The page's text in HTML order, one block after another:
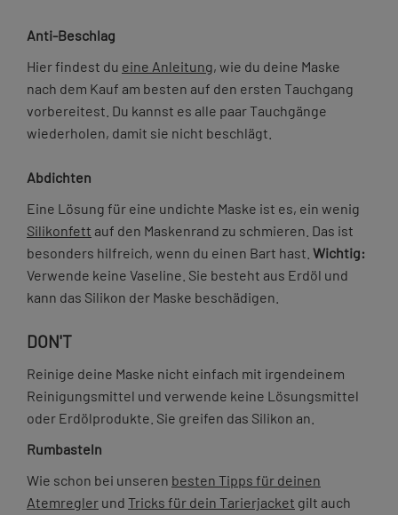
Anti-Beschlag
Hier findest du eine Anleitung, wie du deine Maske
nach dem Kauf am besten auf den ersten Tauchgang
vorbereitest. Du kannst es alle paar Tauchgänge
wiederholen, damit sie nicht beschlägt.
Abdichten
Eine Lösung für eine undichte Maske ist es, ein wenig
Silikonfett auf den Maskenrand zu schmieren. Das ist
besonders hilfreich, wenn du einen Bart hast. Wichtig:
Verwende keine Vaseline. Sie besteht aus Erdöl und
kann das Silikon der Maske beschädigen.
DON'T
Reinige deine Maske nicht einfach mit irgendeinem
Reinigungsmittel und verwende keine Lösungsmittel
oder Erdölprodukte. Sie greifen das Silikon an.
Rumbasteln
Wie schon bei unseren besten Tipps für deinen
Atemregler und Tricks für dein Tarierjacket gilt auch